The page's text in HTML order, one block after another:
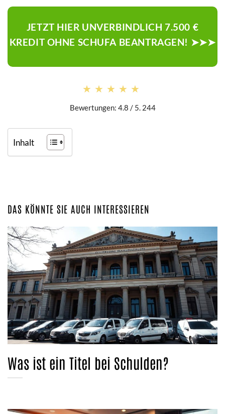
JETZT HIER UNVERBINDLICH 7.500 €
KREDIT OHNE SCHUFA BEANTRAGEN! ➤➤➤
★★★★★
★★★★★
Bewertungen: 4.8 / 5. 244
Inhalt
DAS KÖNNTE SIE AUCH INTERESSIEREN
Was ist ein Titel bei Schulden?